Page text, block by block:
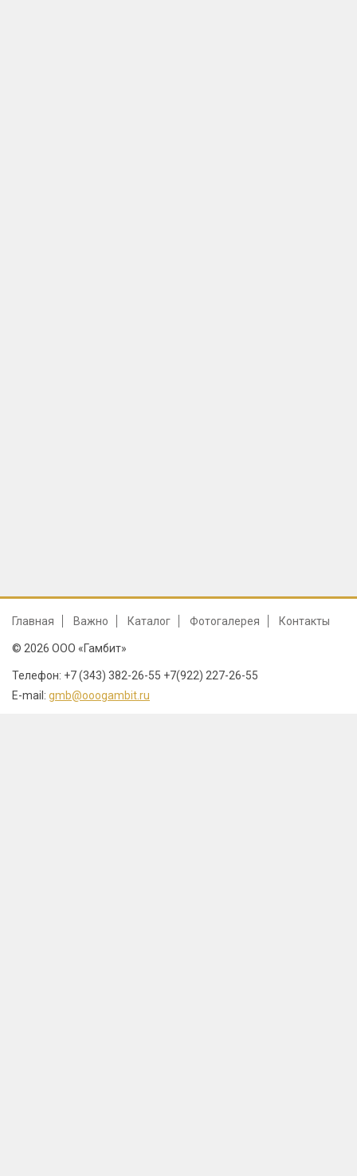
Главная Важно Каталог Фотогалерея Контакты
© 2026 ООО «Гамбит»
Телефон: +7 (343) 382-26-55 +7(922) 227-26-55
E-mail: gmb@ooogambit.ru